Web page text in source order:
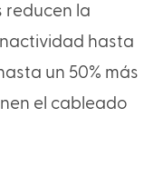
reducen la
hasta
un 50% más
el cableado